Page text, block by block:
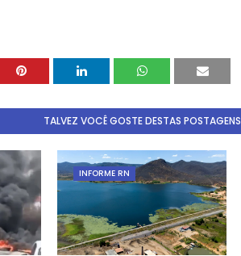
TALVEZ VOCÊ GOSTE DESTAS POSTAGENS
INFORME RN